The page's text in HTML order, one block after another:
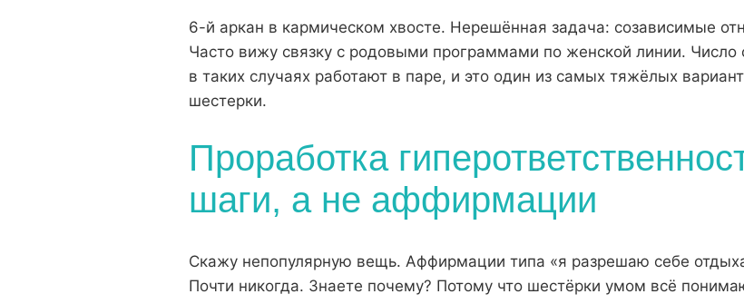
6-й аркан в кармическом хвосте. Нерешённая задача: созависимые
Часто вижу связку с родовыми программами по женской линии. Число
в таких случаях работают в паре, и это один из самых тяжёлых
шестерки.
Проработка
шаги, а не аффирмации
Скажу непопулярную вещь. Аффирмации типа «я разрешаю себе
Почти никогда. Знаете почему? Потому что шестёрки умом всё